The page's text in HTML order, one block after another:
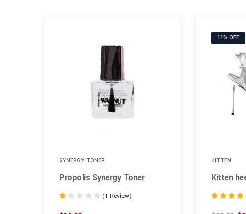
SYNERGY TONER
Propolis Synergy Toner
(1 Review)
11% OFF
KITTEN
Kitten